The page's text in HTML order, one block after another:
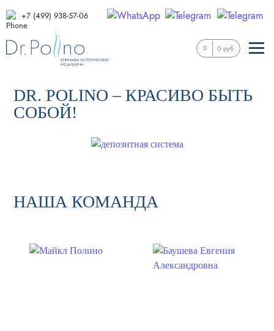
+7 (499) 938-57-06
0 0 руб
DR. POLINO – КРАСИВО БЫТЬ
СОБОЙ!
НАША КОМАНДА